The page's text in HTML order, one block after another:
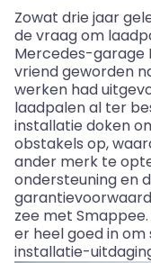
Zowat drie jaar
de vraag om
Mercedes-garage
vriend geworden
werken had
laadpalen al ter
installatie doken
obstakels op,
ander merk te
ondersteuning en
zee met
er heel goed in
installatie-